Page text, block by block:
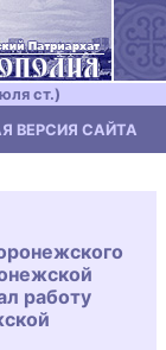
ст.)
ВЕРСИЯ САЙТА
работу